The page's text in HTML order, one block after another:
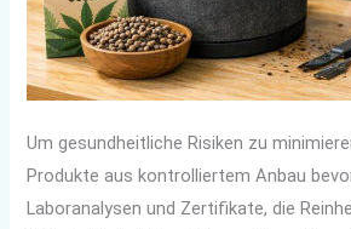
Um gesundheitliche Risiken zu
Produkte aus kontrolliertem Anbau
Laboranalysen und Zertifikate, die